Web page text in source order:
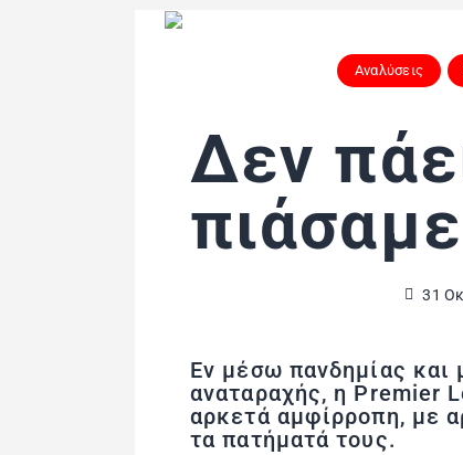
Αναλύσεις
Δεν
31
Εν μέσω πανδημίας και
αναταραχής, η Premier
αρκετά αμφίρροπη, με
τα πατήματά τους.